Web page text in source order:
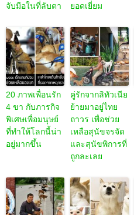
จับมือในที่ลับตา
ยอดเยี่ยม
20 ภาพเพื่อนรัก
4 ขา กับภารกิจ
พิเศษเพื่อมนุษย์
ที่ทำให้โลกนี้น่า
อยู่มากขึ้น
คู่รักจากลิทัวเนีย
ย้ายมาอยู่ไทย
ถาวร เพื่อช่วย
เหลือสุนัขจรจัด
และสุนัขพิการที่
ถูกละเลย